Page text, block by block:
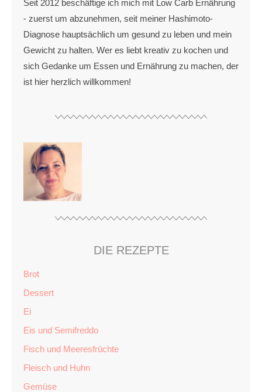
Seit 2012 beschäftige ich mich mit Low Carb Ernährung
- zuerst um abzunehmen, seit meiner Hashimoto-
Diagnose hauptsächlich um gesund zu leben und mein
Gewicht zu halten. Wer es liebt kreativ zu kochen und
sich Gedanke um Essen und Ernährung zu machen, der
ist hier herzlich willkommen!
DIE REZEPTE
Brot
Dessert
Ei
Eis und Semifreddo
Fisch und Meeresfrüchte
Fleisch und Huhn
Gemüse